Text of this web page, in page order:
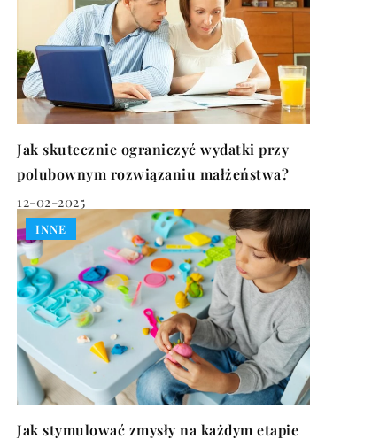
Jak skutecznie ograniczyć wydatki przy
polubownym rozwiązaniu małżeństwa?
12-02-2025
INNE
Jak stymulować zmysły na każdym etapie